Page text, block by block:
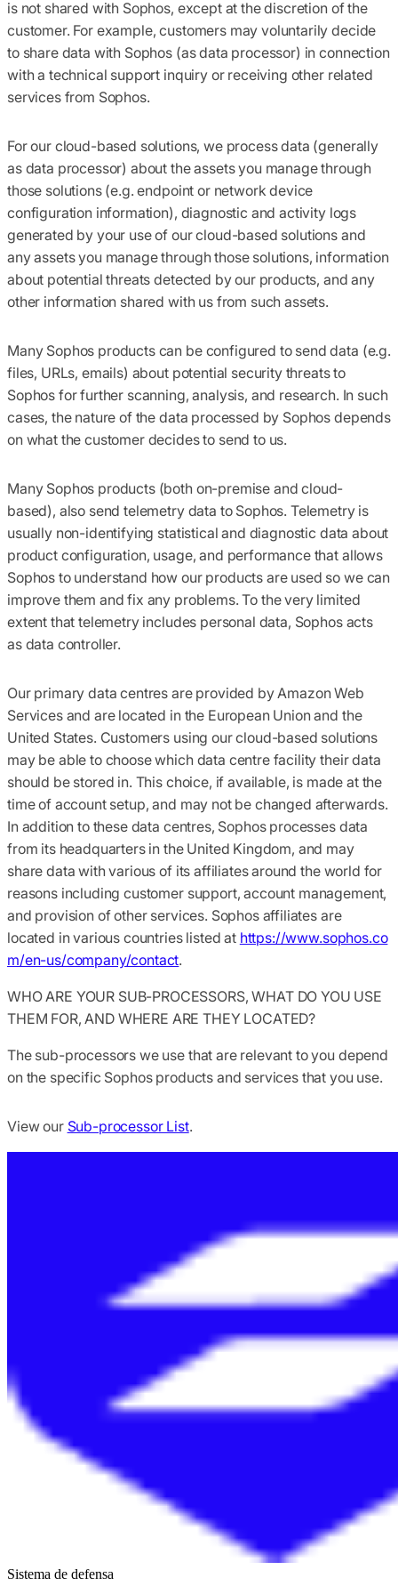
is not shared with Sophos, except at the discretion of the
customer. For example, customers may voluntarily decide
to share data with Sophos (as data processor) in connection
with a technical support inquiry or receiving other related
services from Sophos.
For our cloud-based solutions, we process data (generally
as data processor) about the assets you manage through
those solutions (e.g. endpoint or network device
configuration information), diagnostic and activity logs
generated by your use of our cloud-based solutions and
any assets you manage through those solutions, information
about potential threats detected by our products, and any
other information shared with us from such assets.
Many Sophos products can be configured to send data (e.g.
files, URLs, emails) about potential security threats to
Sophos for further scanning, analysis, and research. In such
cases, the nature of the data processed by Sophos depends
on what the customer decides to send to us.
Many Sophos products (both on-premise and cloud-
based), also send telemetry data to Sophos. Telemetry is
usually non-identifying statistical and diagnostic data about
product configuration, usage, and performance that allows
Sophos to understand how our products are used so we can
improve them and fix any problems. To the very limited
extent that telemetry includes personal data, Sophos acts
as data controller.
Our primary data centres are provided by Amazon Web
Services and are located in the European Union and the
United States. Customers using our cloud-based solutions
may be able to choose which data centre facility their data
should be stored in. This choice, if available, is made at the
time of account setup, and may not be changed afterwards.
In addition to these data centres, Sophos processes data
from its headquarters in the United Kingdom, and may
share data with various of its affiliates around the world for
reasons including customer support, account management,
and provision of other services. Sophos affiliates are
located in various countries listed at https://www.sophos.co
m/en-us/company/contact.
WHO ARE YOUR SUB-PROCESSORS, WHAT DO YOU USE
THEM FOR, AND WHERE ARE THEY LOCATED?
The sub-processors we use that are relevant to you depend
on the specific Sophos products and services that you use.
View our Sub-processor List.
Sistema de defensa